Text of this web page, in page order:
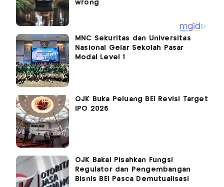
MNC Sekuritas dan Universitas
Nasional Gelar Sekolah Pasar
Modal Level 1
OJK Buka Peluang BEI Revisi Target
IPO 2026
OJK Bakal Pisahkan Fungsi
Regulator dan Pengembangan
Bisnis BEI Pasca Demutualisasi